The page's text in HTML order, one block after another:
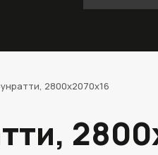
2800х2070х16